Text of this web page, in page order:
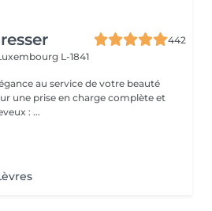
442
L-1841
une prise en charge complète et
: ...